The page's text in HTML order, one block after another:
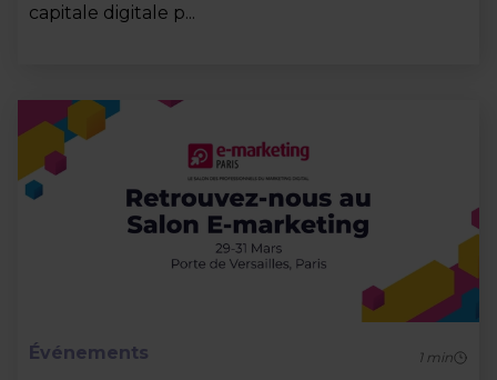
capitale digitale p...
Événements 1min